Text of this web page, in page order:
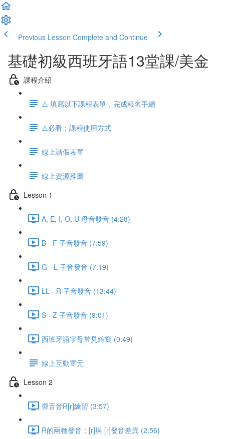
Previous Lesson Complete and Continue
基礎初級西班牙語13堂課/美金
課程介紹
⚠️ 填寫以下課程表單，完成報名手續
⚠️必看：課程使用方式
線上請假表單
線上資源推薦
Lesson 1
A, E, I, O, U 母音發音 (4:28)
B - F 子音發音 (7:59)
G - L 子音發音 (7:19)
LL - R 子音發音 (13:44)
S - Z 子音發音 (9:01)
西班牙語字母常見縮寫 (0:49)
線上互動單元
Lesson 2
彈舌音R[r]練習 (3:57)
R的兩種發音：[r]與 [ɾ]發音差異 (2:56)